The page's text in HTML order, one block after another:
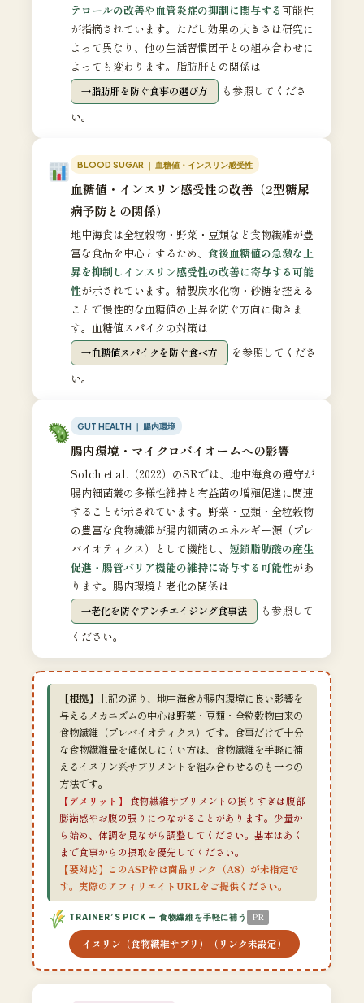
テロールの改善や血管炎症の抑制に関与する可能性
が指摘されています。ただし効果の大きさは研究に
よって異なり、他の生活習慣因子との組み合わせに
よっても変わります。脂肪肝との関係は
脂肪肝を防ぐ食事の選び方
も参照してくださ
い。
BLOOD SUGAR ｜ 血糖値・インスリン感受性
血糖値・インスリン感受性の改善（2型糖尿
病予防との関係）
地中海食は全粒穀物・野菜・豆類など食物繊維が豊
富な食品を中心とするため、食後血糖値の急激な上
昇を抑制しインスリン感受性の改善に寄与する可能
性が示されています。精製炭水化物・砂糖を控える
ことで慢性的な血糖値の上昇を防ぐ方向に働きま
す。血糖値スパイクの対策は
血糖値スパイクを防ぐ食べ方
を参照してくださ
い。
GUT HEALTH ｜ 腸内環境
腸内環境・マイクロバイオームへの影響
Solch et al.（2022）のSRでは、地中海食の遵守が
腸内細菌叢の多様性維持と有益菌の増殖促進に関連
することが示されています。野菜・豆類・全粒穀物
の豊富な食物繊維が腸内細菌のエネルギー源（プレ
バイオティクス）として機能し、 短鎖脂肪酸の産生
促進・腸管バリア機能の維持に寄与する可能性があ
ります。腸内環境と老化の関係は
老化を防ぐアンチエイジング食事法
も参照して
ください。
【根拠】
上記の通り、地中海食が腸内環境に良い影響を
与えるメカニズムの中心は野菜・豆類・全粒穀物由来の
食物繊維（プレバイオティクス）です。食事だけで十分
な食物繊維量を確保しにくい方は、食物繊維を手軽に補
えるイヌリン系サプリメントを組み合わせるのも一つの
方法です。
【デメリット】
食物繊維サプリメントの摂りすぎは腹部
膨満感やお腹の張りにつながることがあります。少量か
ら始め、体調を見ながら調整してください。基本はあく
まで食事からの摂取を優先してください。
【要対応】このASP枠は商品リンク（A8）が未指定で
す。実際のアフィリエイトURLをご提供ください。
TRAINER’S PICK — 食物繊維を手軽に補う PR
イヌリン（食物繊維サプリ）（リンク未設定）